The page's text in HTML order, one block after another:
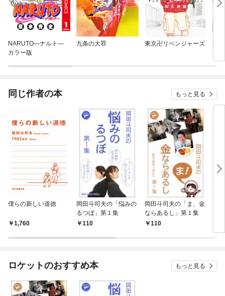
NARUTO—ナルト—
カラー版
九条の大罪 東京卍リベンジャーズ
ザ
ｏ
同じ作者の本 もっと見る
僕らの新しい道徳
1,760
岡田斗司夫の「悩みの
るつぼ」第１集
110
岡田斗司夫の「ま、金
ならあるし」第１集
110
か
ロケットのおすすめ本 もっと見る